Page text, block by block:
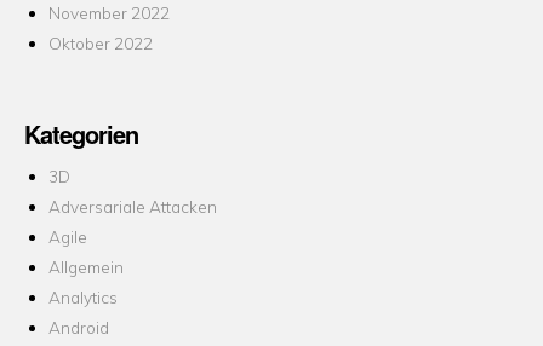
November 2022
Oktober 2022
Kategorien
3D
Adversariale Attacken
Agile
Allgemein
Analytics
Android